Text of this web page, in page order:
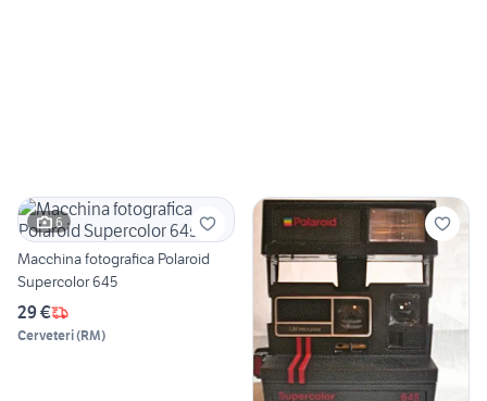
6
Macchina fotografica Polaroid
Supercolor 645
29 €
Cerveteri(RM)